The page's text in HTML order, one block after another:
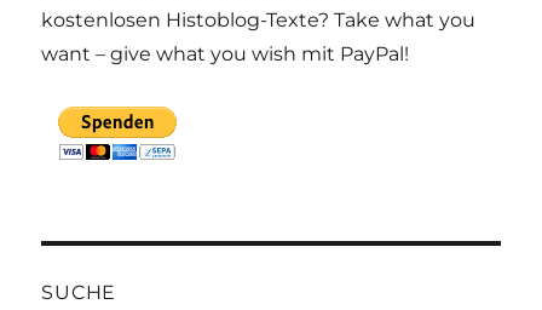
kostenlosen Histoblog-Texte? Take what you
want – give what you wish mit PayPal!
SUCHE